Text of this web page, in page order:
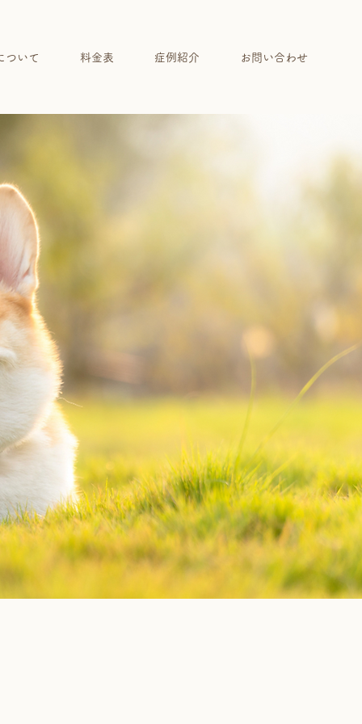
ついて 料金表 症例紹介 お問い合わせ